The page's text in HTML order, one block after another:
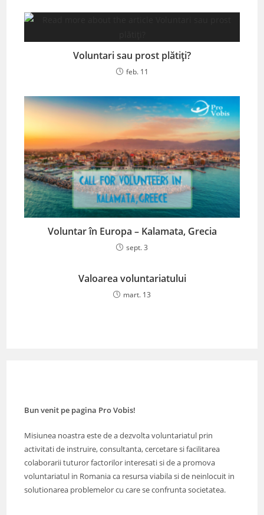
Voluntari sau prost plătiți?
feb. 11
Voluntar în Europa – Kalamata, Grecia
sept. 3
Valoarea voluntariatului
mart. 13
Bun venit pe pagina Pro Vobis!
Misiunea noastra este de a dezvolta voluntariatul prin
activitati de instruire, consultanta, cercetare si facilitarea
colaborarii tuturor factorilor interesati si de a promova
voluntariatul in Romania ca resursa viabila si de neinlocuit in
solutionarea problemelor cu care se confrunta societatea.